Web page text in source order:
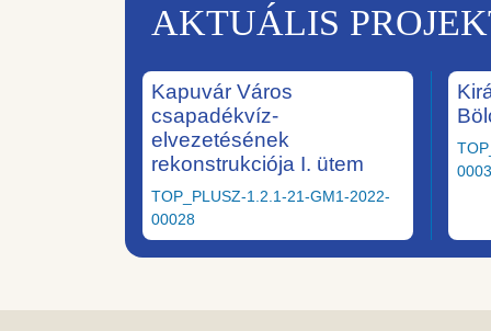
AKTUÁLIS
Kapuvár Város
csapadékvíz-
elvezetésének
rekonstrukciója I. ütem
TOP_PLUSZ-1.2.1-21-GM1-2022-
00028